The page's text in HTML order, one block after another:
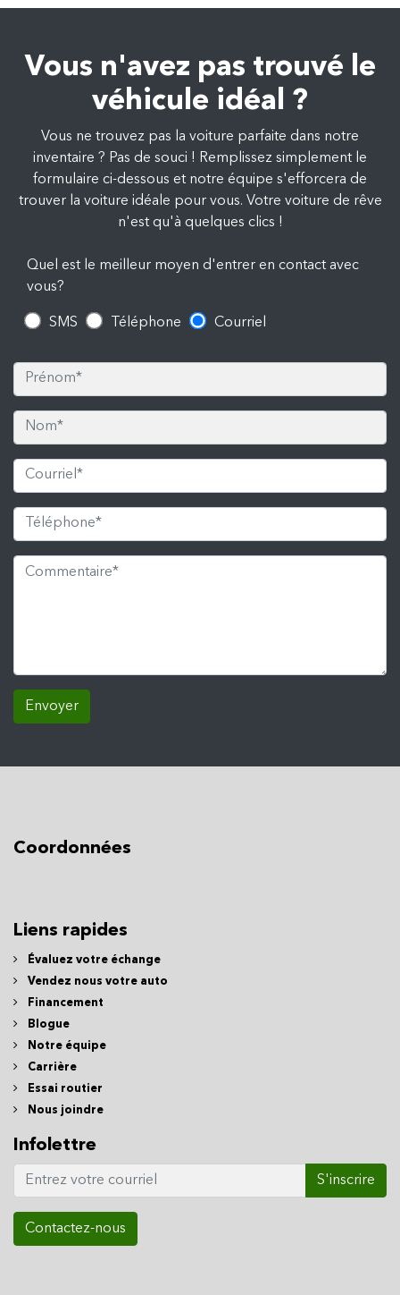
Vous n'avez pas trouvé le
véhicule idéal ?
Vous ne trouvez pas la voiture parfaite dans notre
inventaire ? Pas de souci ! Remplissez simplement le
formulaire ci-dessous et notre équipe s'efforcera de
trouver la voiture idéale pour vous. Votre voiture de rêve
n'est qu'à quelques clics !
Quel est le meilleur moyen d'entrer en contact avec
vous?
SMS Téléphone Courriel
Envoyer
Coordonnées
Liens rapides
Évaluez votre échange
Vendez nous votre auto
Financement
Blogue
Notre équipe
Carrière
Essai routier
Nous joindre
Infolettre
S'inscrire
Contactez-nous